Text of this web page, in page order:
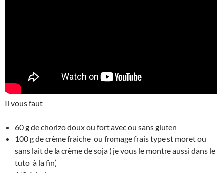
Il vous faut
60 g de chorizo doux ou fort avec ou sans gluten
100 g de crème fraiche ou fromage frais type st moret ou
sans lait de la crème de soja ( je vous le montre aussi dans le
tuto à la fin)